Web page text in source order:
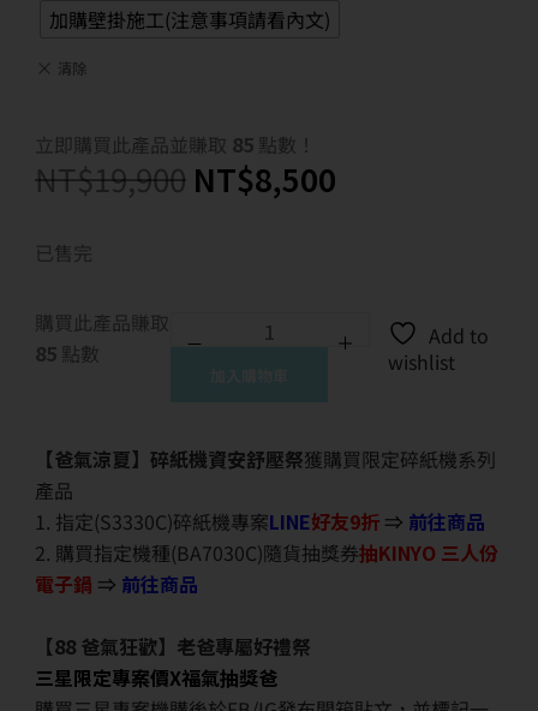
加購壁掛施工(注意事項請看內文)
清除
立即購買此產品並賺取 85 點數！
NT$19,900 NT$8,500
已售完
購買此產品賺取
85 點數
Add to
wishlist
【爸氣涼夏】碎紙機資安舒壓祭獲購買限定碎紙機系列
產品
1. 指定(S3330C)碎紙機專案LINE好友9折 ⇒ 前往商品
2. 購買指定機種(BA7030C)隨貨抽獎券抽KINYO 三人份
電子鍋 ⇒ 前往商品
【88 爸氣狂歡】老爸專屬好禮祭
三星限定專案價X福氣抽獎爸